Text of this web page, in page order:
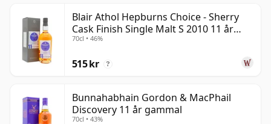
Blair Athol Hepburns Choice - Sherry
Cask Finish Single Malt S 2010 11 år
gammal
70cl • 46%
515 kr ?
Bunnahabhain Gordon & MacPhail
Discovery 11 år gammal
70cl • 43%